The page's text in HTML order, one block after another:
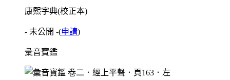
康熙字典(校正本)
- 未公開 -(申請)
彙音寶鑑